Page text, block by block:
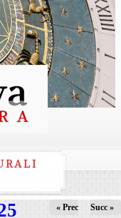
« Prec Succ »